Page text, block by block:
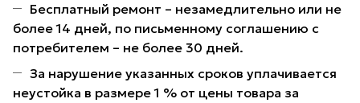
Бесплатный ремонт – незамедлительно или не
более 14 дней, по письменному соглашению с
потребителем – не более 30 дней.
За нарушение указанных сроков уплачивается
неустойка в размере 1 % от цены товара за